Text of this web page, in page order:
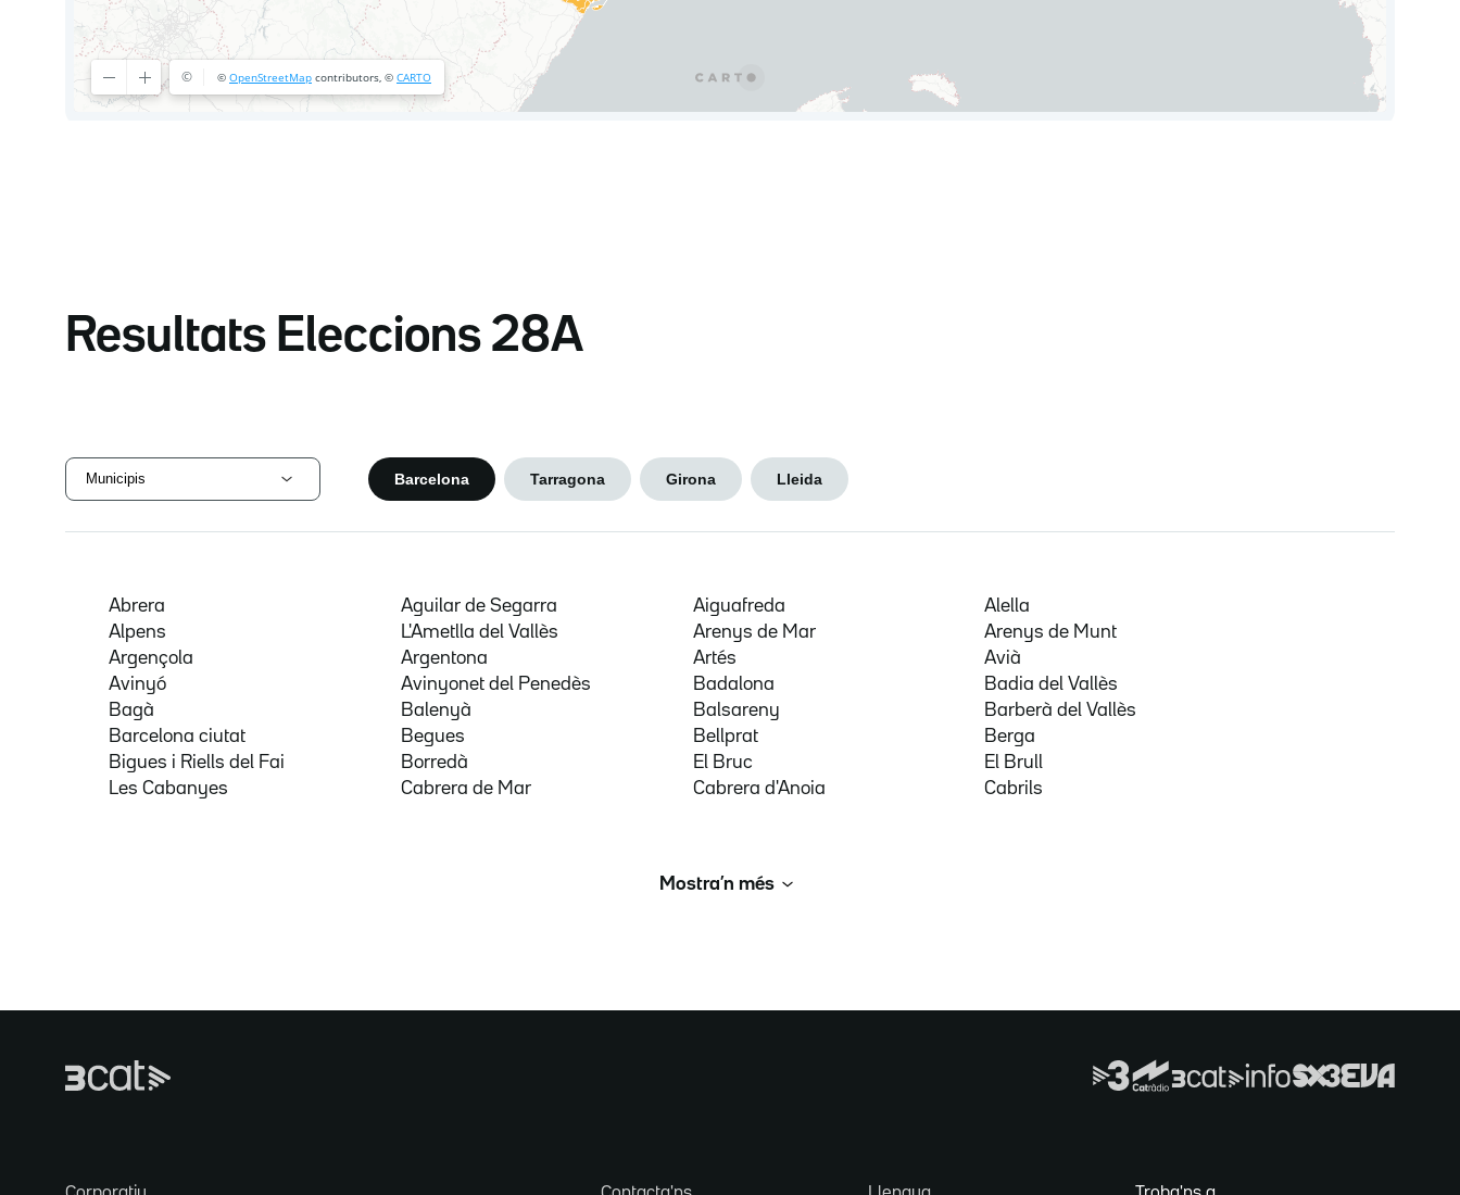
Resultats Eleccions 28A
Municipis Barcelona Tarragona Girona Lleida
Abrera Aguilar de Segarra Aiguafreda
Alella
Alpens
L'Ametlla del Vallès Arenys de Mar
Arenys de Munt
Argençola
Argentona Artés
Avià
Avinyó
Avinyonet del Penedès Badalona
Badia del Vallès
Bagà
Balenyà Balsareny
Barberà del Vallès
Barcelona ciutat
Begues Bellprat
Berga
Bigues i Riells del Fai
Borredà El Bruc
El Brull
Les Cabanyes
Cabrera de Mar Cabrera d'Anoia Cabrils
Mostra’n més